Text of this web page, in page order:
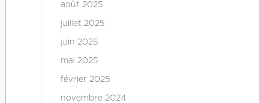
août 2025
juillet 2025
juin 2025
mai 2025
février 2025
novembre 2024